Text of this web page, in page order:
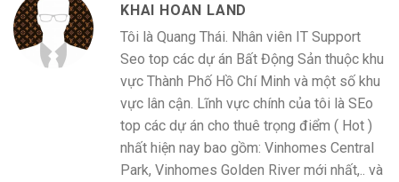
KHAI HOAN LAND
Tôi là Quang Thái. Nhân viên IT Support
Seo top các dự án Bất Động Sản thuộc khu
vực Thành Phố Hồ Chí Minh và một số khu
vực lân cận. Lĩnh vực chính của tôi là SEo
top các dự án cho thuê trọng điểm ( Hot )
nhất hiện nay bao gồm: Vinhomes Central
Park, Vinhomes Golden River mới nhất,.. và